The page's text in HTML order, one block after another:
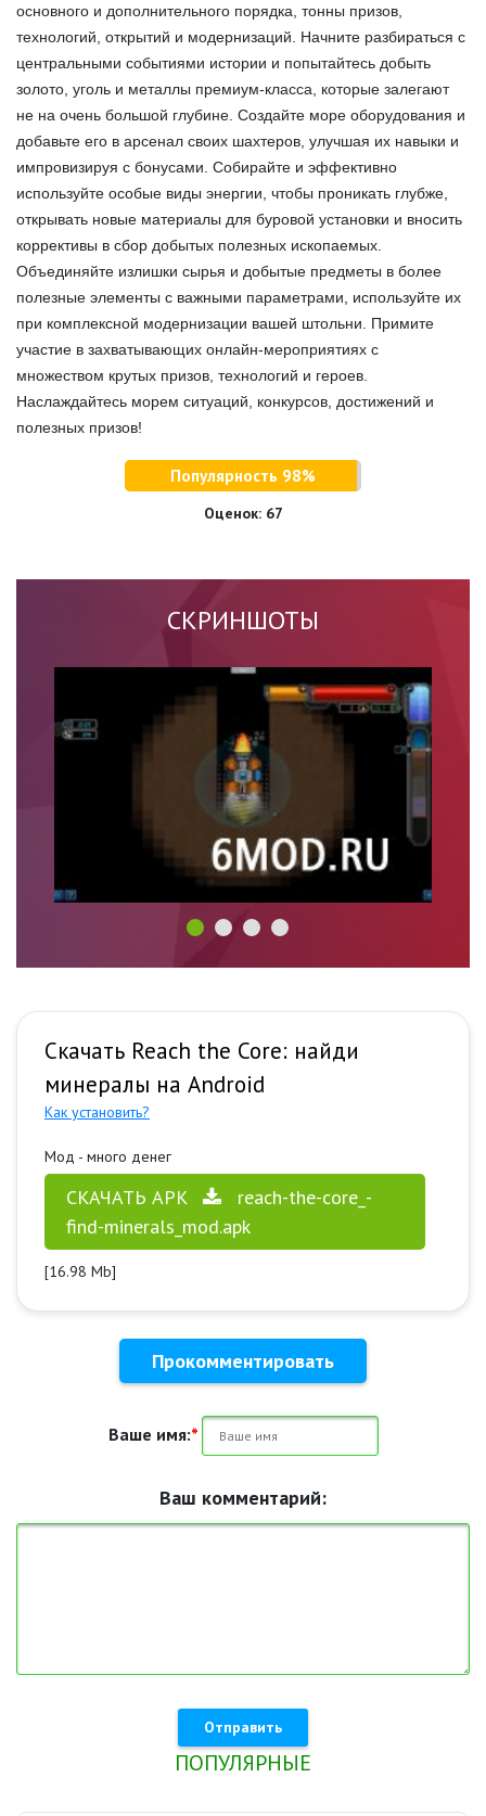
основного и дополнительного порядка, тонны призов,
технологий, открытий и модернизаций. Начните разбираться с
центральными событиями истории и попытайтесь добыть
золото, уголь и металлы премиум-класса, которые залегают
не на очень большой глубине. Создайте море оборудования и
добавьте его в арсенал своих шахтеров, улучшая их навыки и
импровизируя с бонусами. Собирайте и эффективно
используйте особые виды энергии, чтобы проникать глубже,
открывать новые материалы для буровой установки и вносить
коррективы в сбор добытых полезных ископаемых.
Объединяйте излишки сырья и добытые предметы в более
полезные элементы с важными параметрами, используйте их
при комплексной модернизации вашей штольни. Примите
участие в захватывающих онлайн-мероприятиях с
множеством крутых призов, технологий и героев.
Наслаждайтесь морем ситуаций, конкурсов, достижений и
полезных призов!
Популярность 98%
Оценок: 67
СКРИНШОТЫ
Скачать Reach the Core: найди
минералы на Android
Как установить?
Мод - много денег
СКАЧАТЬ APK
reach-the-core_-
find-minerals_mod.apk
[16.98 Mb]
Прокомментировать
Ваше имя:*
Ваш комментарий:
Отправить
ПОПУЛЯРНЫЕ